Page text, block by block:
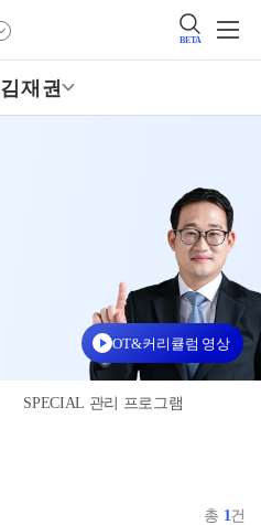
BETA
김재권
OT&커리큘럼 영상
SPECIAL 관리 프로그램
총 1건